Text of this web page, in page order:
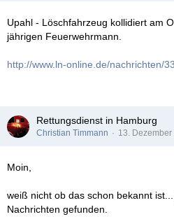
Upahl - Löschfahrzeug kollidiert am
jährigen Feuerwehrmann.
http://www.ln-online.de/nachrichten/
Rettungsdienst in Hamburg
Christian Timmann 13. Dezember
Moin,
weiß nicht ob das schon bekannt
Nachrichten gefunden.